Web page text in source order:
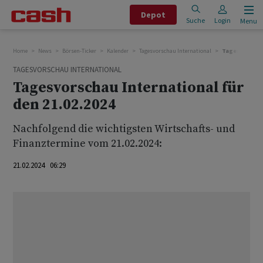
Depot
Suche Login Menu
Home News Börsen-Ticker Kalender Tagesvorschau International
TAGESVORSCHAU INTERNATIONAL
Tagesvorschau International für
den 21.02.2024
Nachfolgend die wichtigsten Wirtschafts- und
Finanztermine vom 21.02.2024:
21.02.2024 06:29